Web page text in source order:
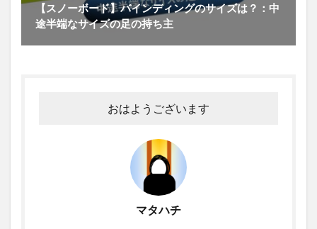
【スノーボード】バインディングのサイズは？：中
途半端なサイズの足の持ち主
おはようございます
マタハチ